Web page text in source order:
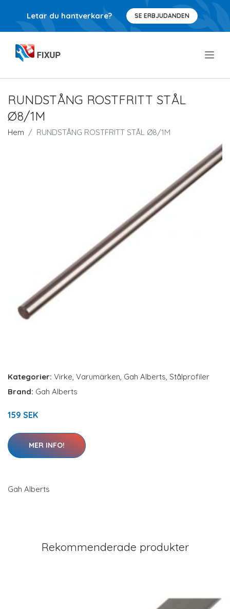
Letar du hantverkare? SE ERBJUDANDEN
RUNDSTÅNG ROSTFRITT STÅL
Ø8/1M
Hem RUNDSTÅNG ROSTFRITT STÅL Ø8/1M
Kategorier: Virke, Varumärken, Gah Alberts, Stålprofiler
Brand: Gah Alberts
159 SEK
MER INFO!
Gah Alberts
Rekommenderade produkter